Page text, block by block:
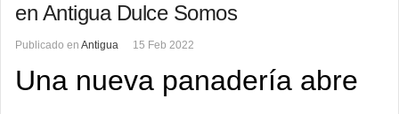
en Antigua Dulce Somos
Publicado en Antigua 15 Feb 2022
Una nueva panadería abre